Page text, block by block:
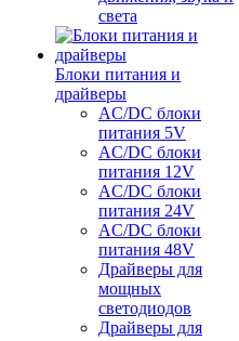
света
Блоки питания и
драйверы
AC/DC блоки
питания 5V
AC/DC блоки
питания 12V
AC/DC блоки
питания 24V
AC/DC блоки
питания 48V
Драйверы для
мощных
светодиодов
Драйверы для